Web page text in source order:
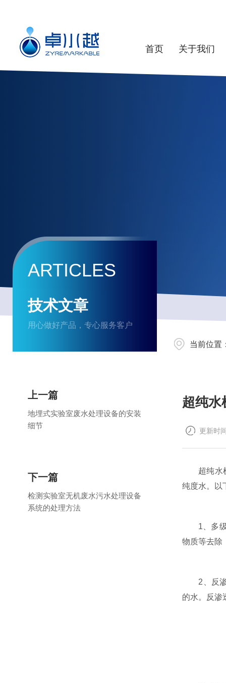
首页 关于我们
ARTICLES
技术文章
用心做好产品，专心服务客户
当前位置
超纯水
更新时
超纯水机
纯度水。以
1、多级
物质等去除
2、反渗
的水。反渗
上一篇
地埋式实验室废水处理设备的安装
细节
下一篇
检测实验室无机废水污水处理设备
系统的处理方法